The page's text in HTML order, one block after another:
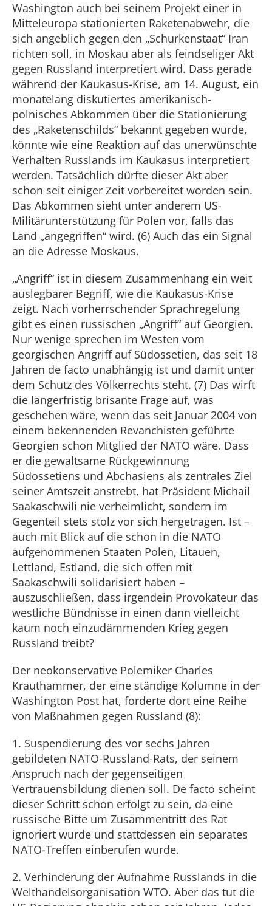
Washington auch bei seinem Projekt einer in
Mitteleuropa stationierten Raketenabwehr, die
sich angeblich gegen den „Schurkenstaat“ Iran
richten soll, in Moskau aber als feindseliger Akt
gegen Russland interpretiert wird. Dass gerade
während der Kaukasus-Krise, am 14. August, ein
monatelang diskutiertes amerikanisch-
polnisches Abkommen über die Stationierung
des „Raketenschilds“ bekannt gegeben wurde,
könnte wie eine Reaktion auf das unerwünschte
Verhalten Russlands im Kaukasus interpretiert
werden. Tatsächlich dürfte dieser Akt aber
schon seit einiger Zeit vorbereitet worden sein.
Das Abkommen sieht unter anderem US-
Militärunterstützung für Polen vor, falls das
Land „angegriffen“ wird. (6) Auch das ein Signal
an die Adresse Moskaus.
„Angriff“ ist in diesem Zusammenhang ein weit
auslegbarer Begriff, wie die Kaukasus-Krise
zeigt. Nach vorherrschender Sprachregelung
gibt es einen russischen „Angriff“ auf Georgien.
Nur wenige sprechen im Westen vom
georgischen Angriff auf Südossetien, das seit 18
Jahren de facto unabhängig ist und damit unter
dem Schutz des Völkerrechts steht. (7) Das wirft
die längerfristig brisante Frage auf, was
geschehen wäre, wenn das seit Januar 2004 von
einem bekennenden Revanchisten geführte
Georgien schon Mitglied der NATO wäre. Dass
er die gewaltsame Rückgewinnung
Südossetiens und Abchasiens als zentrales Ziel
seiner Amtszeit anstrebt, hat Präsident Michail
Saakaschwili nie verheimlicht, sondern im
Gegenteil stets stolz vor sich hergetragen. Ist –
auch mit Blick auf die schon in die NATO
aufgenommenen Staaten Polen, Litauen,
Lettland, Estland, die sich offen mit
Saakaschwili solidarisiert haben –
auszuschließen, dass irgendein Provokateur das
westliche Bündnisse in einen dann vielleicht
kaum noch einzudämmenden Krieg gegen
Russland treibt?
Der neokonservative Polemiker Charles
Krauthammer, der eine ständige Kolumne in der
Washington Post hat, forderte dort eine Reihe
von Maßnahmen gegen Russland (8):
1. Suspendierung des vor sechs Jahren
gebildeten NATO-Russland-Rats, der seinem
Anspruch nach der gegenseitigen
Vertrauensbildung dienen soll. De facto scheint
dieser Schritt schon erfolgt zu sein, da eine
russische Bitte um Zusammentritt des Rat
ignoriert wurde und stattdessen ein separates
NATO-Treffen einberufen wurde.
2. Verhinderung der Aufnahme Russlands in die
Welthandelsorganisation WTO. Aber das tut die